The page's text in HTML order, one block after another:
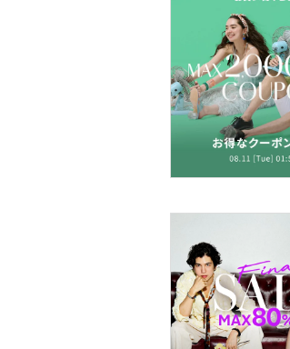
靴下・レッグウェア
アクセサリー・腕時計
財布・ポーチ・ケース
ー用品
スーツ・フォーマル
水着・スイムグッズ